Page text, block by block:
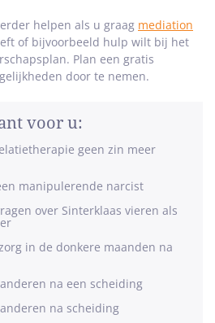
helpen als u graag mediation
of bijvoorbeeld hulp wilt bij het
Plan een gratis
door te nemen.
voor u:
geen zin meer
manipulerende narcist
over Sinterklaas vieren als
in de donkere maanden na
na een scheiding
na scheiding